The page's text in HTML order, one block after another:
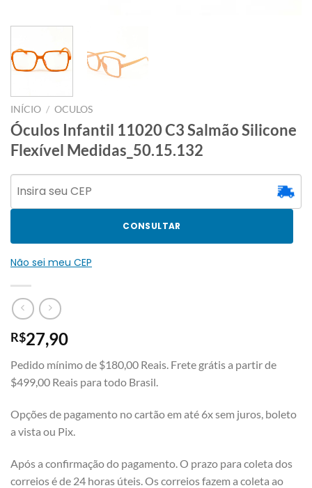
INÍCIO / OCULOS
Óculos Infantil 11020 C3 Salmão Silicone
Flexível Medidas_50.15.132
CONSULTAR
Não sei meu CEP
R$27,90
Pedido mínimo de $180,00 Reais. Frete grátis a partir de
$499,00 Reais para todo Brasil.
Opções de pagamento no cartão em até 6x sem juros, boleto
a vista ou Pix.
Após a confirmação do pagamento. O prazo para coleta dos
correios é de 24 horas úteis. Os correios fazem a coleta ao